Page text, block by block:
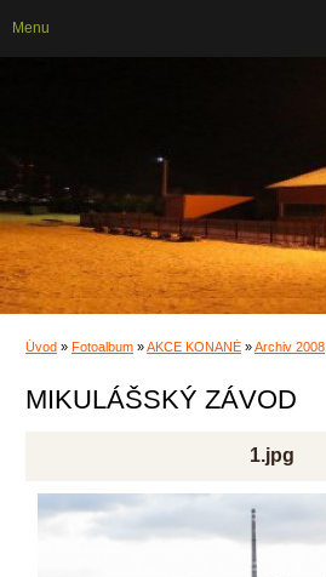
Úvod » Fotoalbum »AKCE KONANÉ »Archiv 2008
MIKULÁŠSKÝ ZÁVOD
1.jpg
Menu